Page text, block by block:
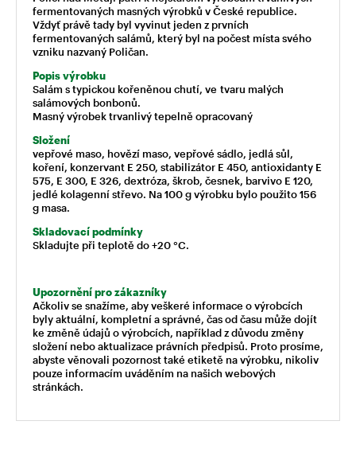
fermentovaných masných výrobků v České republice.
Vždyť právě tady byl vyvinut jeden z prvních
fermentovaných salámů, který byl na počest místa svého
vzniku nazvaný Poličan.
Popis výrobku
Salám s typickou kořeněnou chutí, ve tvaru malých
salámových bonbonů.
Masný výrobek trvanlivý tepelně opracovaný
Složení
vepřové maso, hovězí maso, vepřové sádlo, jedlá sůl,
koření, konzervant E 250, stabilizátor E 450, antioxidanty E
575, E 300, E 326, dextróza, škrob, česnek, barvivo E 120,
jedlé kolagenní střevo. Na 100 g výrobku bylo použito 156
g masa.
Skladovací podmínky
Skladujte při teplotě do +20 °C.
Upozornění pro zákazníky
Ačkoliv se snažíme, aby veškeré informace o výrobcích
byly aktuální, kompletní a správné, čas od času může dojít
ke změně údajů o výrobcích, například z důvodu změny
složení nebo aktualizace právních předpisů. Proto prosíme,
abyste věnovali pozornost také etiketě na výrobku, nikoliv
pouze informacím uváděním na našich webových
stránkách.